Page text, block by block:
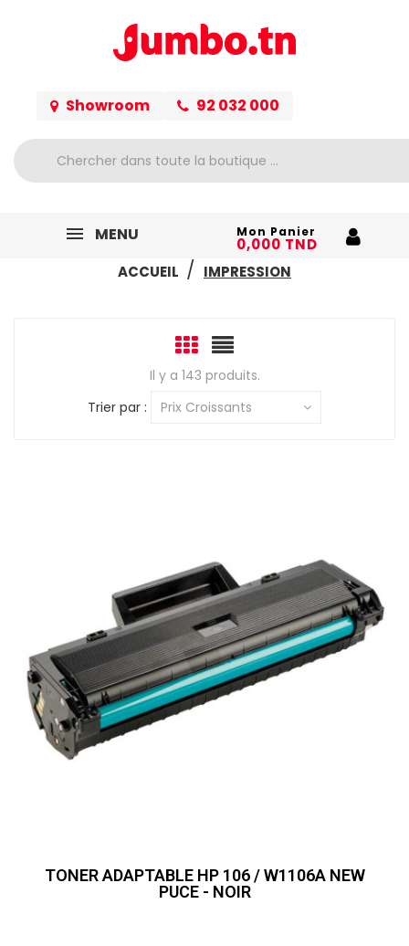
Showroom 92 032 000
MENU Mon Panier
0,000 TND
ACCUEIL
IMPRESSION
Il y a 143 produits.
Trier par :
Prix Croissants
TONER ADAPTABLE HP 106 / W1106A NEW
PUCE - NOIR